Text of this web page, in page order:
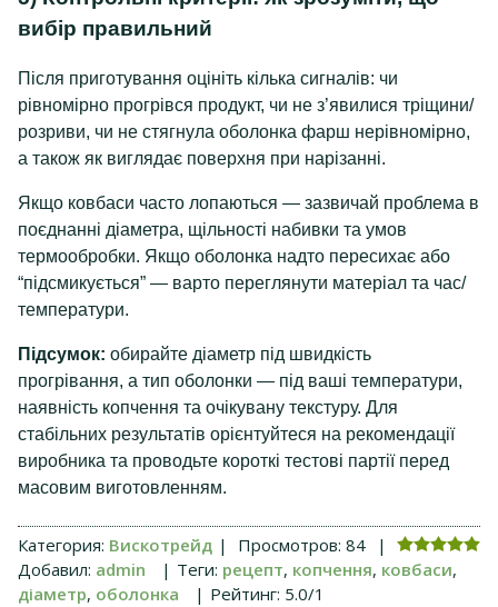
вибір правильний
Після приготування оцініть кілька сигналів: чи
рівномірно прогрівся продукт, чи не з’явилися тріщини/
розриви, чи не стягнула оболонка фарш нерівномірно,
а також як виглядає поверхня при нарізанні.
Якщо ковбаси часто лопаються — зазвичай проблема в
поєднанні діаметра, щільності набивки та умов
термообробки. Якщо оболонка надто пересихає або
“підсмикується” — варто переглянути матеріал та час/
температури.
Підсумок: обирайте діаметр під швидкість
прогрівання, а тип оболонки — під ваші температури,
наявність копчення та очікувану текстуру. Для
стабільних результатів орієнтуйтеся на рекомендації
виробника та проводьте короткі тестові партії перед
масовим виготовленням.
Категория: Вискотрейд | Просмотров: 84
|
Добавил: admin | Теги: рецепт, копчення, ковбаси,
діаметр, оболонка | Рейтинг: 5.0/1